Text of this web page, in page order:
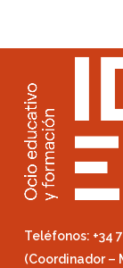
Teléfonos: +34
(Coordinador –